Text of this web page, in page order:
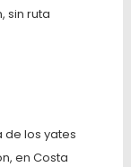
sin ruta
de los yates
en Costa